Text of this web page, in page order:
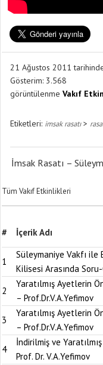
21 Ağustos 2011 tarihinde
Gösterim: 3.568
görüntülenme Vakıf
Etiketleri: imsak rasatı>
İmsak Rasatı –
Tüm Vakıf Etkinlikleri
# İçerik Adı
1
Süleymaniye Vakfı ile
Kilisesi Arasında
2
Yaratılmış Ayetlerin
– Prof.Dr.V.A.Yefimov
3
Yaratılmış Ayetlerin
– Prof.Dr.V.A.Yefimov
4
İndirilmiş ve
Prof. Dr. V.A.Yefimov